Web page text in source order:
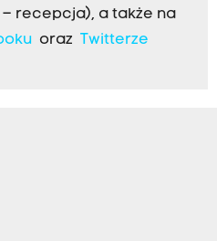
– recepcja), a także na
oraz Twitterze